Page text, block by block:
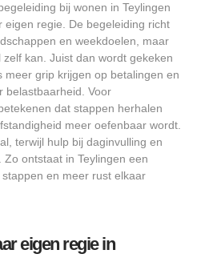
bij wonen in Teylingen
eigen regie. De begeleiding richt
en weekdoelen, maar
kan. Juist dan wordt gekeken
meer grip krijgen op betalingen en
belastbaarheid. Voor
dat stappen herhalen
meer oefenbaar wordt.
terwijl hulp bij daginvulling en
ontstaat in Teylingen een
en meer rust elkaar
eigen regie in